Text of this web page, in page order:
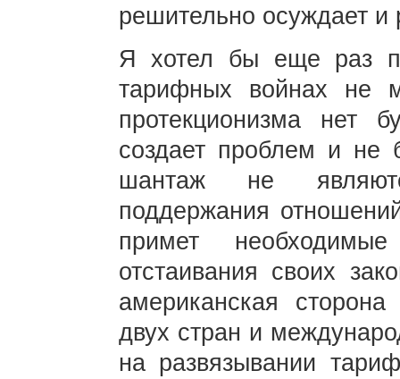
решительно осуждает и
Я хотел бы еще раз
тарифных войнах не
протекционизма нет
создает проблем и не
шантаж не
поддержания
примет
отстаивания своих
американская
двух стран и
на развязывании